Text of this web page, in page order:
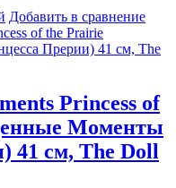
Добавить в сравнение
Princess of
Моменты
41 см, The Doll